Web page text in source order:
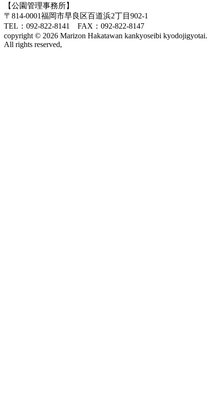
【公園管理事務所】
〒814-0001福岡市早良区百道浜2丁目902-1
TEL：092-822-8141 FAX：092-822-8147
copyright © 2026 Marizon Hakatawan kankyoseibi kyodojigyotai.
All rights reserved,